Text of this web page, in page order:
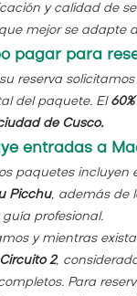
y calidad de
mejor se adapte
pagar para
reserva
del paquete. El
de Cusco.
entradas a
paquetes incluyen
Picchu, además de
profesional.
y mientras
Circuito 2,
Para